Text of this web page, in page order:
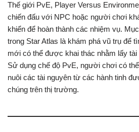
Thế giới PvE, Player Versus
chiến đấu với NPC hoặc người chơi
khiển để hoàn thành các nhiệm vụ.
trong Star Atlas là khám phá vũ trụ để
mới có thể được khai thác nhằm lấy tài
Sử dụng chế độ PvE, người chơi có
nuôi các tài nguyên từ các hành tinh
chúng trên thị trường.